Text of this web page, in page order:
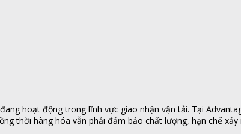
hoạt động trong lĩnh vực giao nhận vận tải. Tại
thời hàng hóa vẫn phải đảm bảo chất lượng, hạn chế